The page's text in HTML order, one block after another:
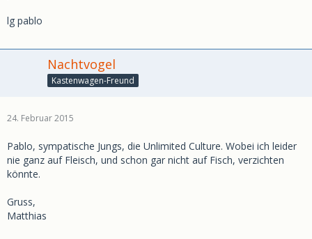
lg pablo
Nachtvogel
Kastenwagen-Freund
24. Februar 2015
Pablo, sympatische Jungs, die Unlimited Culture. Wobei ich leider
nie ganz auf Fleisch, und schon gar nicht auf Fisch, verzichten
könnte.
Gruss,
Matthias